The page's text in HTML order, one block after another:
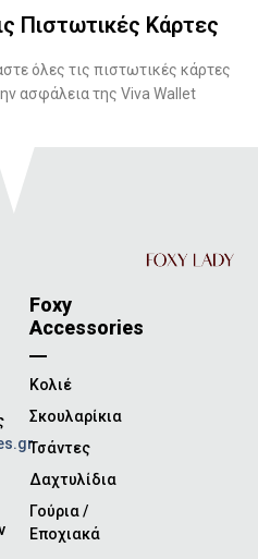
Πιστωτικές Κάρτες
όλες τις πιστωτικές κάρτες
ασφάλεια της Viva Wallet
Foxy
Accessories
Κολιέ
Σκουλαρίκια
Τσάντες
Δαχτυλίδια
Γούρια /
Εποχιακά